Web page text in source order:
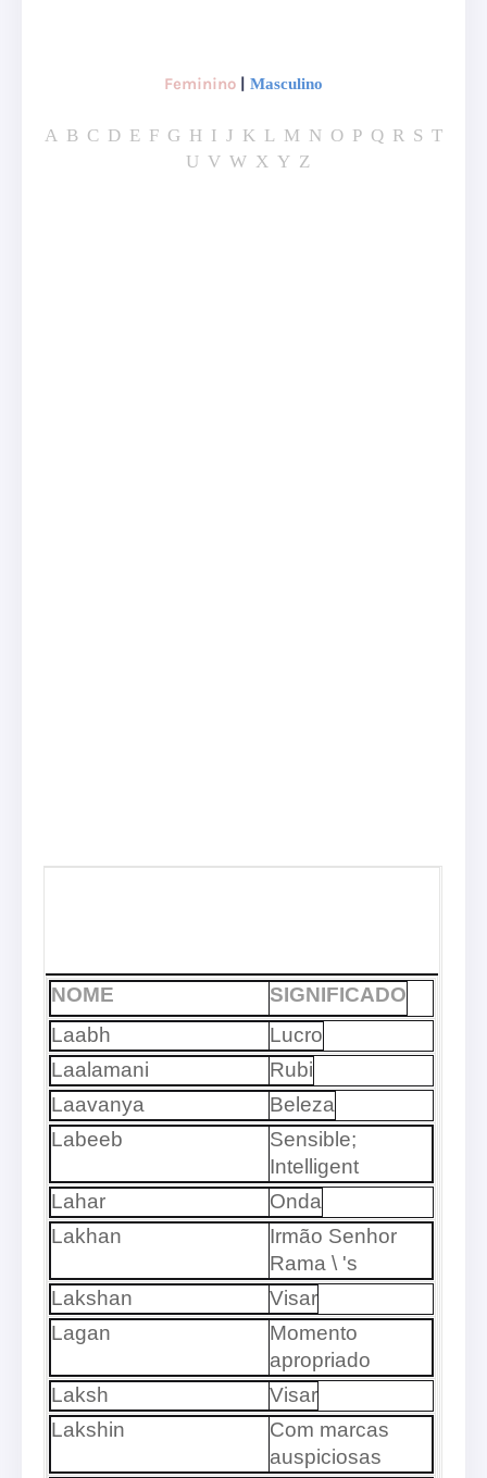
Feminino | Masculino
A B C D E F G H I J K L M N O P Q R S T
U V W X Y Z
NOME
SIGNIFICADO
Laabh
Lucro
Laalamani
Rubi
Laavanya
Beleza
Labeeb
Sensible;
Intelligent
Lahar
Onda
Lakhan
Irmão Senhor
Rama \ 's
Lakshan
Visar
Lagan
Momento
apropriado
Laksh
Visar
Lakshin
Com marcas
auspiciosas